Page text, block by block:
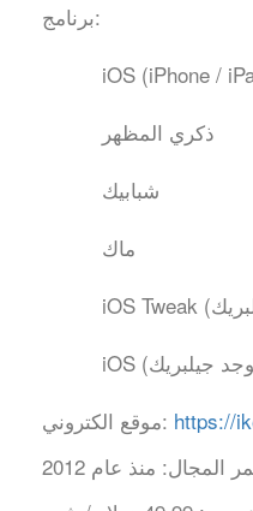
برنامج:
iOS (iPhone /
ذكري المظهر
شبابيك
ماك
موقع الكتروني: https://
المجال: منذ عام 2012